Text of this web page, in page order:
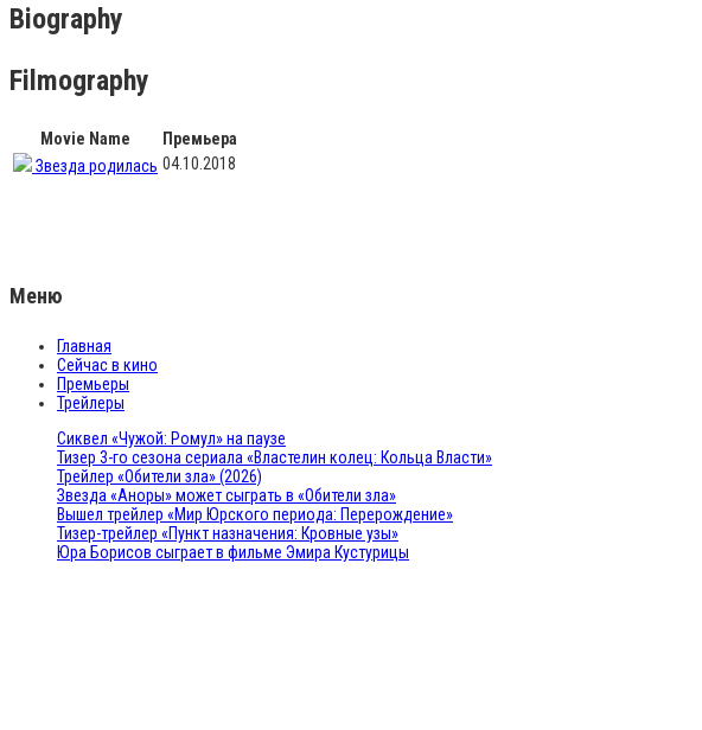
Biography
Filmography
Movie Name
Премьера
Звезда родилась 04.10.2018
Меню
Главная
Сейчас в кино
Премьеры
Трейлеры
Сиквел «Чужой: Ромул» на паузе
Тизер 3-го сезона сериала «Властелин колец: Кольца Власти»
Трейлер «Обители зла» (2026)
Звезда «Аноры» может сыграть в «Обители зла»
Вышел трейлер «Мир Юрского периода: Перерождение»
Тизер-трейлер «Пункт назначения: Кровные узы»
Юра Борисов сыграет в фильме Эмира Кустурицы